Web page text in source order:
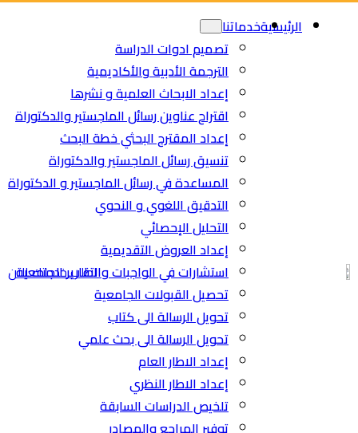
Skip
الرئيسيةخدماتنا
تصميم ادوات الدراسة
الترجمة الأدبية والأكاديمية
إعداد الابحاث العلمية و نشرها
اقتراح عناوين رسائل الماجستير والدكتوراة
إعداد المقترح البحثي خطة البحث
تنسيق رسائل الماجستير والدكتوراة
المساعدة في رسائل الماجستير و الدكتوراة
التدقيق اللغوي و النحوي
التحليل الإحصائي
إعداد العروض التقديمية
استشارات في الواجبات والتقارير الجامعية
تحصيل القبولات الجامعية
تحويل الرسالة الى كتاب
تحويل الرسالة الى بحث علمي
إعداد الاطار العام
إعداد الاطار النظري
تلخيص الدراسات السابقة
توفير المراجع والمصادر
اطلب خدمتك الان